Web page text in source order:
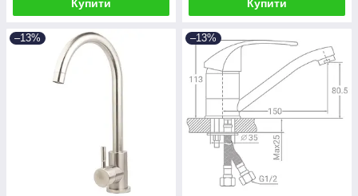
Купити Купити
–13% –13%